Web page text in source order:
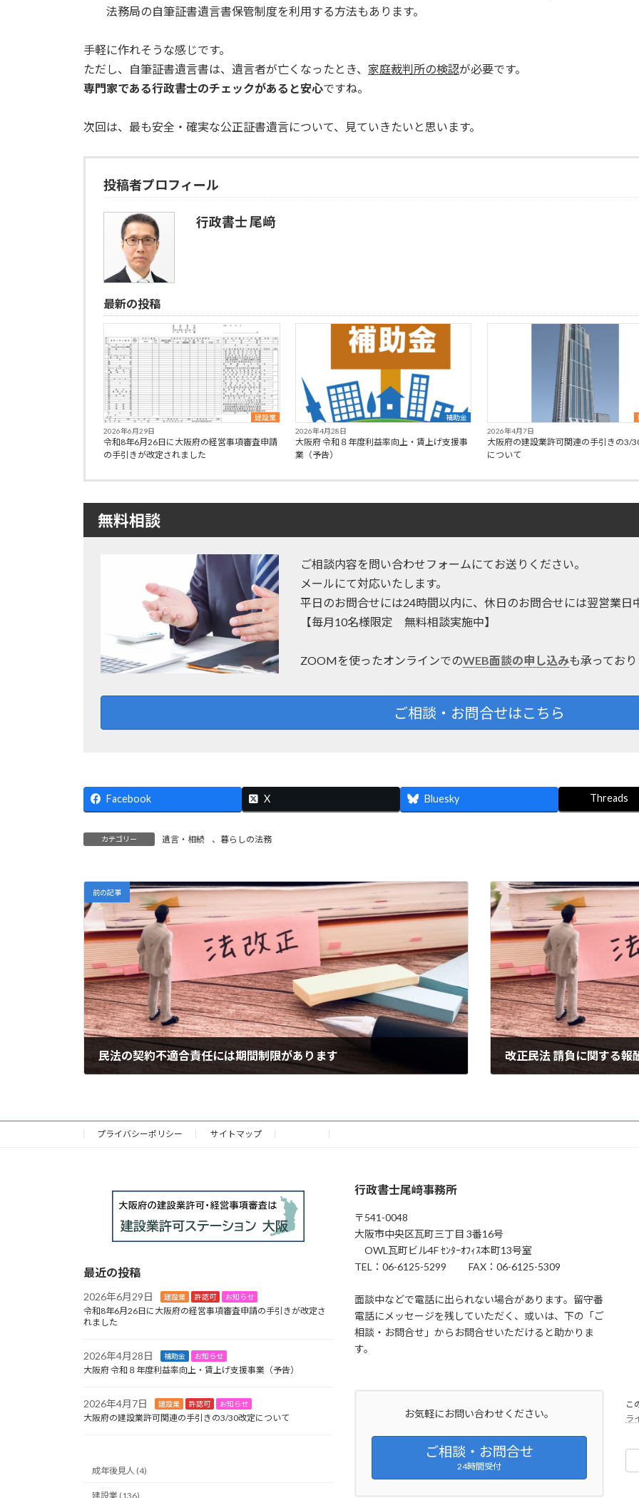
法務局の自筆証書遺言書保管制度を利用する方法もあります。
手軽に作れそうな感じです。
ただし、自筆証書遺言書は、遺言者が亡くなったとき、 家庭裁判所の検認が必要です。
専門家である行政書士のチェックがあると安心ですね。
次回は、最も安全・確実な公正証書遺言について、見ていきたいと思います。
投稿者プロフィール
行政書士 尾﨑
最新の投稿
建設業
2026年6月29日
令和8年6月26日に大阪府の経営事項審査申請
の手引きが改定されました
補助金
2026年4月28日
大阪府 令和８年度利益率向上・賃上げ支援事
業（予告）
2026年4月7日
大阪府の建設業許可関連の手引きの3/
について
無料相談
ご相談内容を問い合わせフォームにてお送りください。
メールにて対応いたします。
平日のお問合せには24時間以内に、休日のお問合せには翌営業日
【毎月10名様限定 無料相談実施中】
ZOOMを使ったオンラインでのWEB面談の申し込みも承っており
ご相談・お問合せはこちら
Facebook X Bluesky Threads
カテゴリー 遺言・相続 、 暮らしの法務
前の記事
民法の契約不適合責任には期間制限があります 改正民法 請負に関する報
プライバシーポリシー サイトマップ
最近の投稿
2026年6月29日 建設業 許認可 お知らせ
令和8年6月26日に大阪府の経営事項審査申請の手引きが改定さ
れました
2026年4月28日 補助金 お知らせ
大阪府 令和８年度利益率向上・賃上げ支援事業（予告）
2026年4月7日 建設業 許認可 お知らせ
大阪府の建設業許可関連の手引きの3/30改定について
成年後見人 (4)
建設業 (136)
行政書士尾﨑事務所
〒541-0048
大阪市中央区瓦町三丁目 3番16号
OWL瓦町ビル4F ｾﾝﾀｰｵﾌｨｽ本町13号室
TEL：06-6125-5299 FAX：06-6125-5309
面談中などで電話に出られない場合があります。留守番
電話にメッセージを残していただく、或いは、下の「ご
相談・お問合せ」からお問合せいただけると助かりま
す。
お気軽にお問い合わせください。
ご相談・お問合せ
24時間受付
こ
ラ